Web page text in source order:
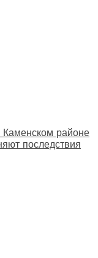
районе
последствия